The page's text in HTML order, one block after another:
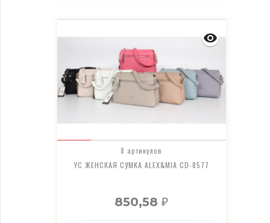
8 артикулов
YC ЖЕНСКАЯ СУМКА ALEX&MIA CD-8577
850,58₽